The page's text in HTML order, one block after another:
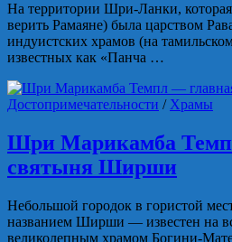
На территории Шри-Ланки,
верить Рамаяне) была царством
индуистских храмов (на
известных как «Панча …
Достопримечательности / Храмы
Шри Марикамба
святыня Ширши
Небольшой городок в гористой
названием Ширши — известен на
великолепным храмом Богини-